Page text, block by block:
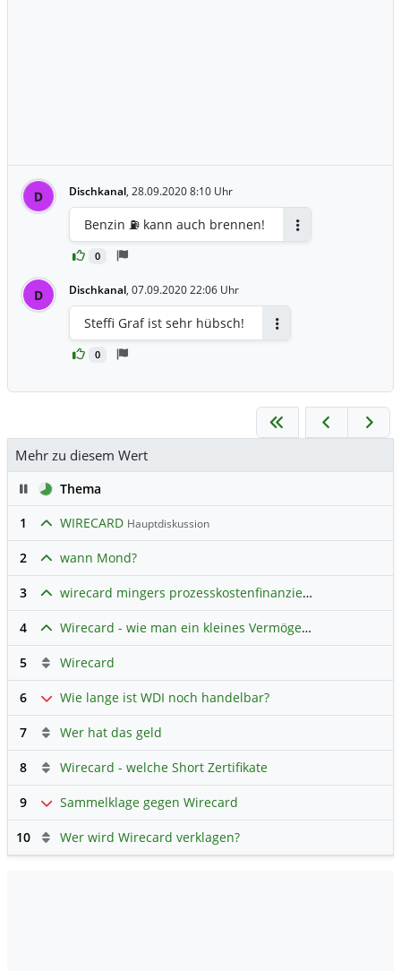
D Dischkanal, 28.09.2020 8:10 Uhr
0
Benzin ⛽️ kann auch brennen!
D Dischkanal, 07.09.2020 22:06 Uhr
0
Steffi Graf ist sehr hübsch!
Mehr zu diesem Wert
PauseThema
1
WIRECARD Hauptdiskussion
2 wann Mond?
3 wirecard mingers prozesskostenfinanzierer
4 Wirecard - wie man ein kleines Vermögen mit einem großen machen kann - Schicksale
5 Wirecard
6 Wie lange ist WDI noch handelbar?
7 Wer hat das geld
8 Wirecard - welche Short Zertifikate
9 Sammelklage gegen Wirecard
10 Wer wird Wirecard verklagen?